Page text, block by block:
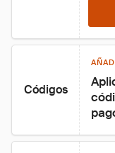
Códigos